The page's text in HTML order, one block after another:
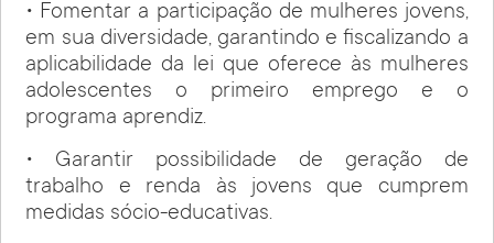
• Fomentar a participação de mulheres jovens,
em sua diversidade, garantindo e fiscalizando a
aplicabilidade da lei que oferece às mulheres
adolescentes o primeiro emprego e o
programa aprendiz.
• Garantir possibilidade de geração de
trabalho e renda às jovens que cumprem
medidas sócio-educativas.